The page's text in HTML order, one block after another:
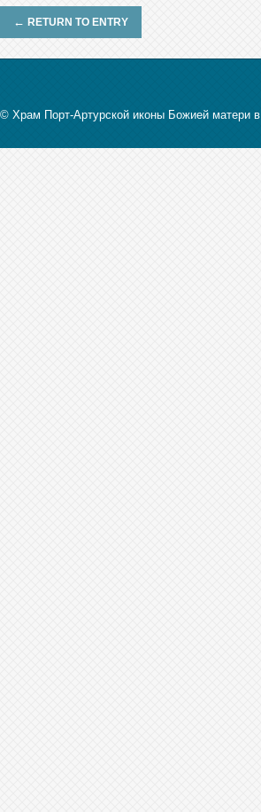
← RETURN TO ENTRY
© Храм Порт-Артурской иконы Божией матери в